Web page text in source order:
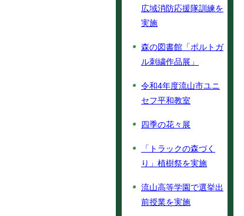
広域消防応援隊訓練を
実施
森の図書館「ポルトガ
ル刺繍作品展」
令和4年度流山市ユニ
セフ平和教室
四季の花々展
「トラックの森づく
り」植樹祭を実施
流山高等学園で選挙出
前授業を実施